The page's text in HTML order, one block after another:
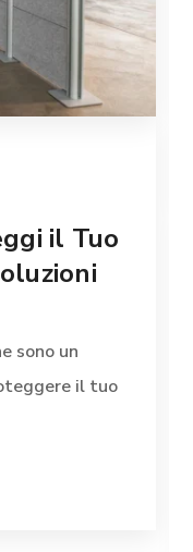
il Tuo
sono un
il tuo